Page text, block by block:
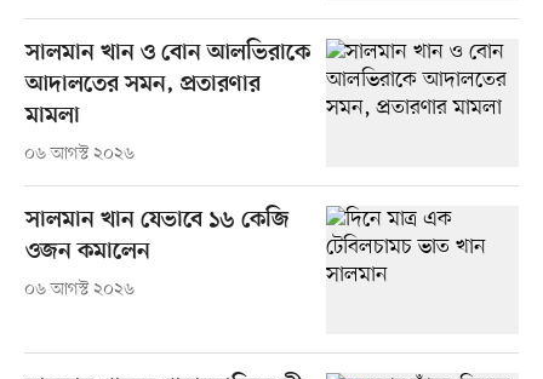
সালমান খান ও বোন আলভিরাকে
আদালতের সমন, প্রতারণার
মামলা
০৬ আগস্ট ২০২৬
সালমান খান যেভাবে ১৬ কেজি
ওজন কমালেন
০৬ আগস্ট ২০২৬